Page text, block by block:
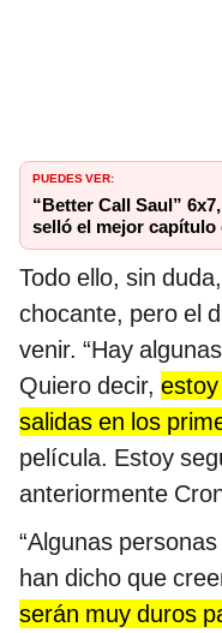
PUEDES VER:
“Better Call Saul”
selló el mejor capítulo
Todo ello, sin
chocante, pero el
venir. “Hay
Quiero decir,
salidas en los
película. Estoy
anteriormente
“Algunas
han dicho que
serán muy duros